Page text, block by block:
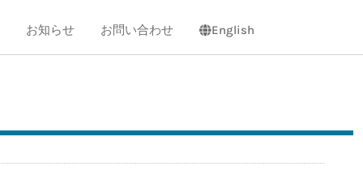
お知らせ お問い合わせ English